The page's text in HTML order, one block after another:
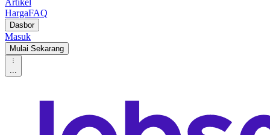
Artikel
HargaFAQ
Dasbor
Masuk
Mulai Sekarang
...